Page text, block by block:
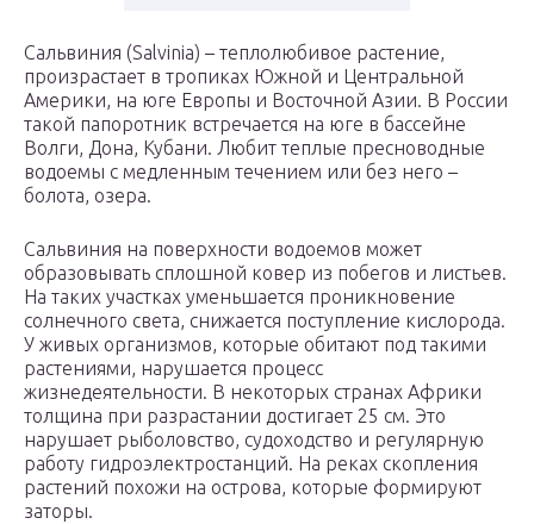
Сальвиния (Salvinia) – ­­­­­­­теплолюбивое растение,
произрастает в тропиках Южной и Центральной
Америки, на юге Европы и Восточной Азии. В России
такой папоротник встречается на юге в бассейне
Волги, Дона, Кубани. Любит теплые пресноводные
водоемы с медленным течением или без него –
болота, озера.
Сальвиния на поверхности водоемов может
образовывать сплошной ковер из побегов и листьев.
На таких участках уменьшается проникновение
солнечного света, снижается поступление кислорода.
У живых организмов, которые обитают под такими
растениями, нарушается процесс
жизнедеятельности. В некоторых странах Африки
толщина при разрастании достигает 25 см. Это
нарушает рыболовство, судоходство и регулярную
работу гидроэлектростанций. На реках скопления
растений похожи на острова, которые формируют
заторы.